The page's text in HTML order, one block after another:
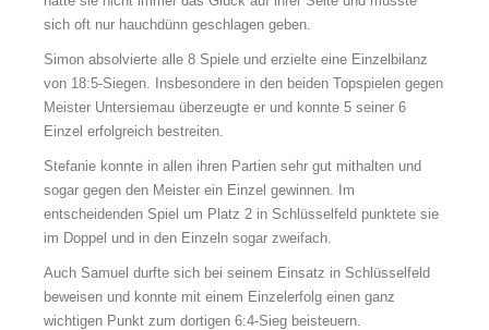
sich oft nur hauchdünn geschlagen geben.
Simon absolvierte alle 8 Spiele und erzielte eine Einzelbilanz
von 18:5-Siegen. Insbesondere in den beiden Topspielen gegen
Meister Untersiemau überzeugte er und konnte 5 seiner 6
Einzel erfolgreich bestreiten.
Stefanie konnte in allen ihren Partien sehr gut mithalten und
sogar gegen den Meister ein Einzel gewinnen. Im
entscheidenden Spiel um Platz 2 in Schlüsselfeld punktete sie
im Doppel und in den Einzeln sogar zweifach.
Auch Samuel durfte sich bei seinem Einsatz in Schlüsselfeld
beweisen und konnte mit einem Einzelerfolg einen ganz
wichtigen Punkt zum dortigen 6:4-Sieg beisteuern.